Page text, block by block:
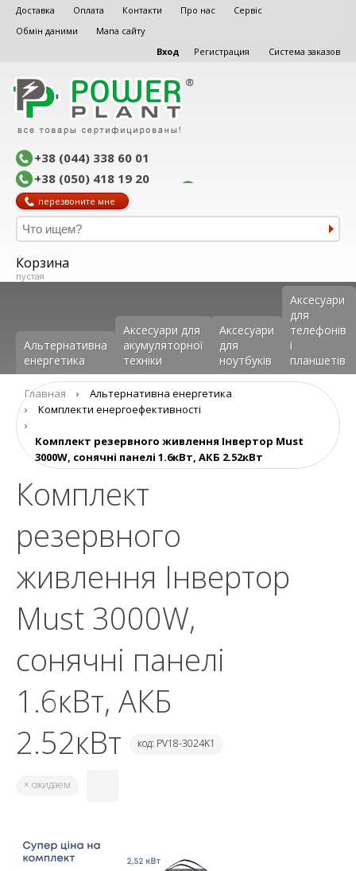
Доставка Оплата Контакти Про нас
Сервіс
Обмін даними
Мапа сайту
Вход
Регистрация Система заказов
+38 (044) 338 60 01
+38 (050) 418 19 20
перезвоните мне
Корзина
пустая
Альтернативна
енергетика
Аксесуари для
акумуляторної
техніки
Аксесуари
для
ноутбуків
Аксеcуари
для
телефонів
і
планшетів
Главная ›
Альтернативна енергетика
›
Комплекти енергоефективності
›
Комплект резервного живлення Інвертор Must
3000W, сонячні панелі 1.6кВт, АКБ 2.52кВт
Комплект
резервного
живлення Інвертор
Must 3000W,
сонячні панелі
1.6кВт, АКБ
2.52кВт
код: PV18-3024K1
× ожидаем